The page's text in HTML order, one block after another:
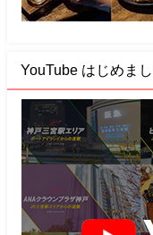
YouTube はじめまし